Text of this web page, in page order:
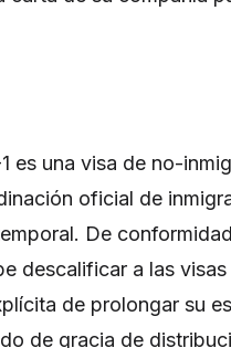
es una visa de no-
oficial de
De
descalificar a las visas
de prolongar su
de gracia de